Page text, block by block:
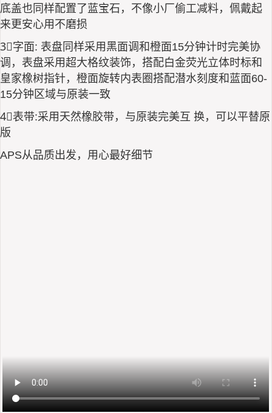
底盖也同样配置了蓝宝石，不像小厂偷工减料，佩戴起
来更安心用不磨损
3⃣️字面: 表盘同样采用黑面调和橙面15分钟计时完美协
调，表盘采用超大格纹装饰，搭配白金荧光立体时标和
皇家橡树指针，橙面旋转内表圈搭配潜水刻度和蓝面60-
15分钟区域与原装一致
4⃣️表带:采用天然橡胶带，与原装完美互 换，可以平替原
版
APS从品质出发，用心最好细节